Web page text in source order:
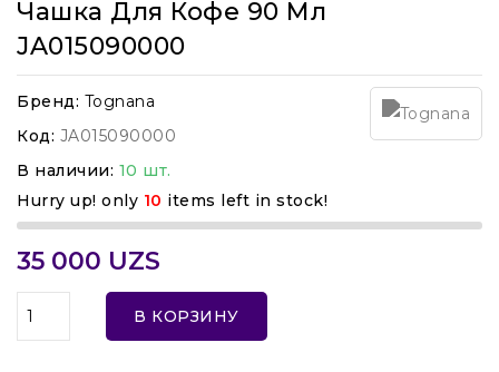
Чашка Для Кофе 90 Мл
JA015090000
Бренд: Tognana
Код: JA015090000
В наличии: 10 шт.
Hurry up! only 10 items left in stock!
35 000 UZS
В КОРЗИНУ